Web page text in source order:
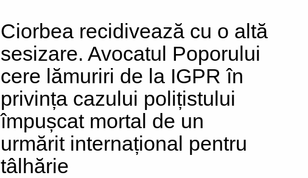
Ciorbea recidivează cu o altă
sesizare. Avocatul Poporului
cere lămuriri de la IGPR în
privința cazului polițistului
împușcat mortal de un
urmărit internațional pentru
tâlhărie